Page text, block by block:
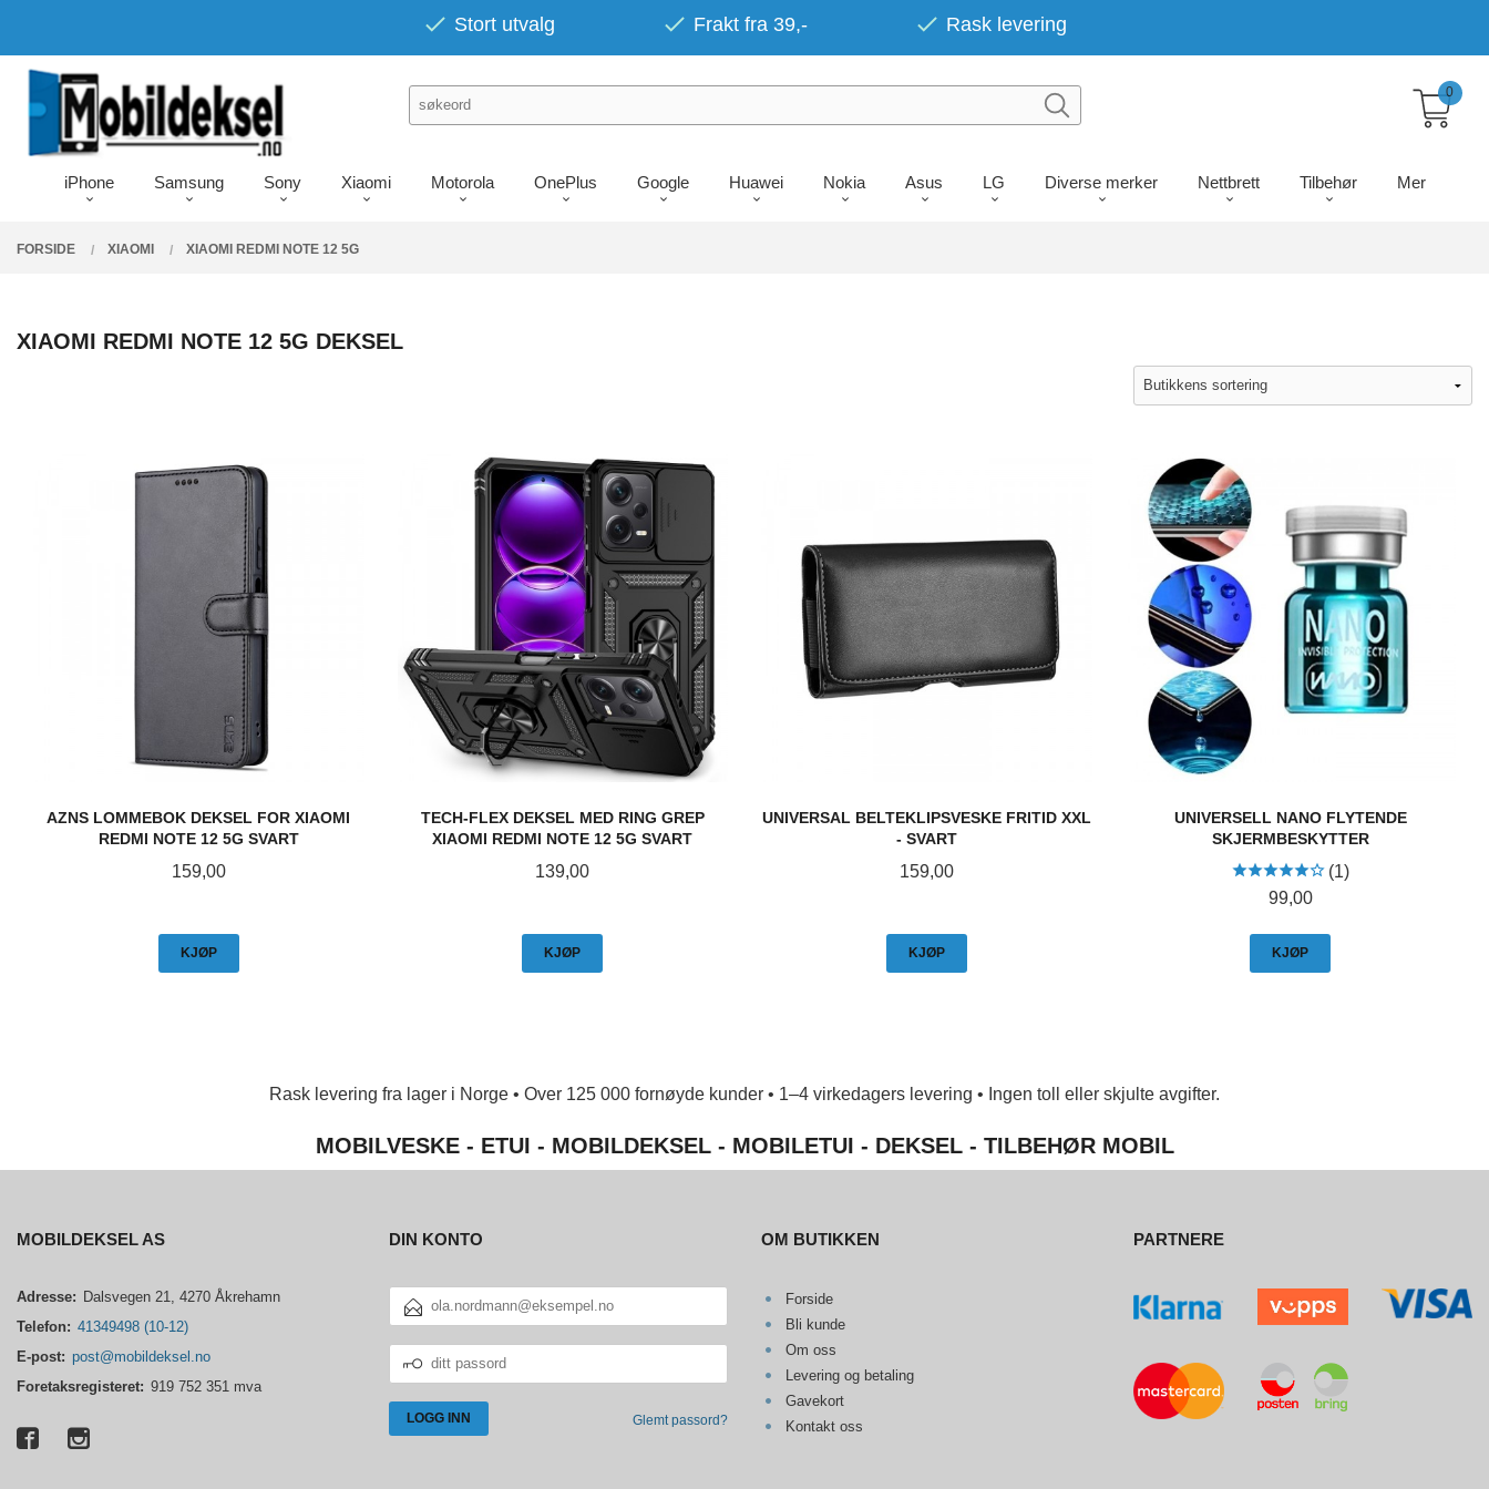
innholdet
Stort utvalg Frakt fra 39,- Rask levering
iPhone Samsung Sony Xiaomi Motorola OnePlus Google Huawei Nokia Asus LG Diverse merker Nettbrett Tilbehør Mer
0
FORSIDE XIAOMI XIAOMI REDMI NOTE 12 5G
XIAOMI REDMI NOTE 12 5G DEKSEL
AZNS LOMMEBOK DEKSEL FOR XIAOMI
REDMI NOTE 12 5G SVART
Pris
159,00
KJØP
TECH-FLEX DEKSEL MED RING GREP
XIAOMI REDMI NOTE 12 5G SVART
Pris
139,00
KJØP
UNIVERSAL BELTEKLIPSVESKE FRITID XXL
- SVART
Pris
159,00
KJØP
UNIVERSELL NANO FLYTENDE
SKJERMBESKYTTER
(1)
Pris
99,00
KJØP
Rask levering fra lager i Norge • Over 125 000 fornøyde kunder • 1–4 virkedagers levering • Ingen toll eller skjulte avgifter.
MOBILVESKE - ETUI - MOBILDEKSEL - MOBILETUI - DEKSEL - TILBEHØR MOBIL
MOBILDEKSEL AS
Adresse: Dalsvegen 21, 4270 Åkrehamn
Telefon: 41349498 (10-12)
E-post: post@mobildeksel.no
Foretaksregisteret: 919 752 351 mva
DIN KONTO
POSTADRESSE
PASSORD
Glemt passord?
OM BUTIKKEN
Forside
Bli kunde
Om oss
Levering og betaling
Gavekort
Kontakt oss
PARTNERE